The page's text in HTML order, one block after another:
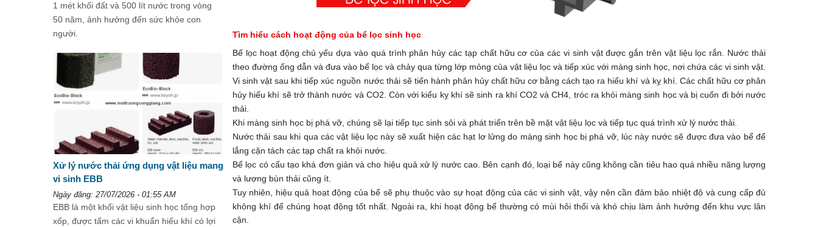
Tìm hiểu cách hoạt động của bể lọc sinh học
Bể lọc hoạt động chủ yếu dựa vào quá trình phân hủy các tạp chất hữu cơ của các vi sinh vật được gắn trên vật liệu lọc rắn. Nước thải
theo đường ống dẫn và đưa vào bể lọc và chảy qua từng lớp mỏng của vật liệu lọc và tiếp xúc với màng sinh học, nơi chứa các vi sinh vật.
Vi sinh vật sau khi tiếp xúc nguồn nước thải sẽ tiến hành phân hủy chất hữu cơ bằng cách tạo ra hiếu khí và kỵ khí. Các chất hữu cơ phân
hủy hiếu khí sẽ trở thành nước và CO2. Còn với kiểu kỵ khí sẽ sinh ra khí CO2 và CH4, tróc ra khỏi màng sinh học và bị cuốn đi bởi nước
thải.
Khi màng sinh học bị phá vỡ, chúng sẽ lại tiếp tục sinh sôi và phát triển trên bề mặt vật liệu lọc và tiếp tục quá trình xử lý nước thải.
Nước thải sau khi qua các vật liệu lọc này sẽ xuất hiện các hạt lơ lửng do màng sinh học bị phá vỡ, lúc này nước sẽ được đưa vào bể để
lắng cặn tách các tạp chất ra khỏi nước.
Bể lọc có cấu tạo khá đơn giản và cho hiệu quả xử lý nước cao. Bên cạnh đó, loại bể này cũng không cần tiêu hao quá nhiều năng lượng
và lượng bùn thải cũng ít.
Tuy nhiên, hiệu quả hoạt động của bể sẽ phụ thuộc vào sự hoạt động của các vi sinh vật, vậy nên cần đảm bảo nhiệt độ và cung cấp đủ
không khí để chúng hoạt động tốt nhất. Ngoài ra, khi hoạt động bể thường có mùi hôi thối và khó chịu làm ảnh hưởng đến khu vực lân
cận.
1 mét khối đất và 500 lít nước trong vòng
50 năm, ảnh hưởng đến sức khỏe con
người.
Xử lý nước thải ứng dụng vật liệu mang
vi sinh EBB
Ngày đăng: 27/07/2026 - 01:55 AM
EBB là một khối vật liệu sinh học tổng hợp
xốp, được tẩm các vi khuẩn hiếu khí có lợi